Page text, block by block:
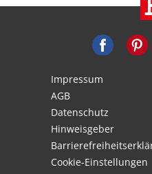
Impressum
AGB
Datenschutz
Hinweisgeber
Cookie-Einstellungen